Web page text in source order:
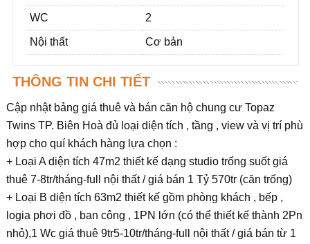
WC 2
Nội thất Cơ bản
THÔNG TIN CHI TIẾT
Cập nhật bảng giá thuê và bán căn hộ chung cư Topaz
Twins TP. Biên Hoà đủ loại diện tích , tầng , view và vị trí phù
hợp cho quí khách hàng lựa chọn :
+ Loại A diện tích 47m2 thiết kế dạng studio trống suốt giá
thuê 7-8tr/tháng-full nội thất / giá bán 1 Tỷ 570tr (căn trống)
+ Loại B diện tích 63m2 thiết kế gồm phòng khách , bếp ,
logia phơi đồ , ban công , 1PN lớn (có thể thiết kế thành 2Pn
nhỏ),1 Wc giá thuê 9tr5-10tr/tháng-full nội thất / giá bán từ 1